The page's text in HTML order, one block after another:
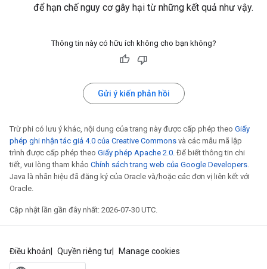
để hạn chế nguy cơ gây hại từ những kết quả như vậy.
Thông tin này có hữu ích không cho bạn không?
Gửi ý kiến phản hồi
Trừ phi có lưu ý khác, nội dung của trang này được cấp phép theo Giấy
phép ghi nhận tác giả 4.0 của Creative Commons và các mẫu mã lập
trình được cấp phép theo Giấy phép Apache 2.0. Để biết thông tin chi
tiết, vui lòng tham khảo Chính sách trang web của Google Developers.
Java là nhãn hiệu đã đăng ký của Oracle và/hoặc các đơn vị liên kết với
Oracle.
Cập nhật lần gần đây nhất: 2026-07-30 UTC.
Điều khoản Quyền riêng tư Manage cookies